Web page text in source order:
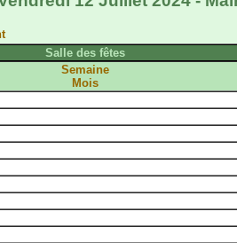
Salle des fêtes
Semaine
Mois